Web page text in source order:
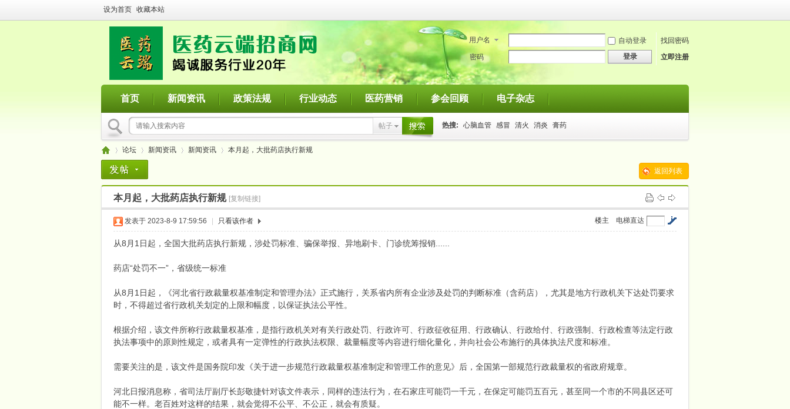
设为首页 收藏本站
用户名 自动登录
找回密码
密码
登录 立即注册
首页 新闻资讯 政策法规 行业动态 医药营销 参会回顾 电子杂志
帖子 热搜: 心脑血管 感冒 清火 消炎 膏药
»
论坛
›
新闻资讯
›
新闻资讯
›
​本月起，大批药店执行新规
返回列表
​本月起，大批药店执行新规 [复制链接]
电梯直达
楼主
发表于 2023-8-9 17:59:56 只看该作者
从8月1日起，全国大批药店执行新规，涉处罚标准、骗保举报、异地刷卡、门诊统筹报销......
药店“处罚不一”，省级统一标准
从8月1日起，《河北省行政裁量权基准制定和管理办法》正式施行，关系省内所有企业涉及处罚的判断标准（含药店），尤其是地方行政机关下达处罚要求
时，不得超过省行政机关划定的上限和幅度，以保证执法公平性。
根据介绍，该文件所称行政裁量权基准，是指行政机关对有关行政处罚、行政许可、行政征收征用、行政确认、行政给付、行政强制、行政检查等法定行政
执法事项中的原则性规定，或者具有一定弹性的行政执法权限、裁量幅度等内容进行细化量化，并向社会公布施行的具体执法尺度和标准。
需要关注的是，该文件是国务院印发《关于进一步规范行政裁量权基准制定和管理工作的意见》后，全国第一部规范行政裁量权的省政府规章。
河北日报消息称，省司法厅副厅长彭敬捷针对该文件表示，同样的违法行为，在石家庄可能罚一千元，在保定可能罚五百元，甚至同一个市的不同县区还可
能不一样。老百姓对这样的结果，就会觉得不公平、不公正，就会有质疑。